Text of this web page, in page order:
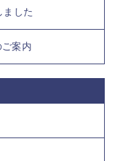
した
案内